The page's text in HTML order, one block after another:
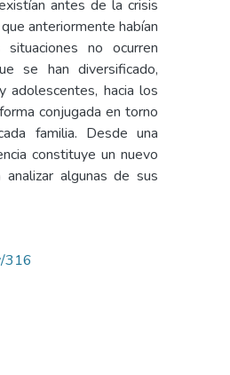
antes de la crisis
anteriormente habían
no ocurren
se han diversificado,
adolescentes, hacia los
conjugada en torno
familia. Desde una
constituye un nuevo
algunas de sus
316